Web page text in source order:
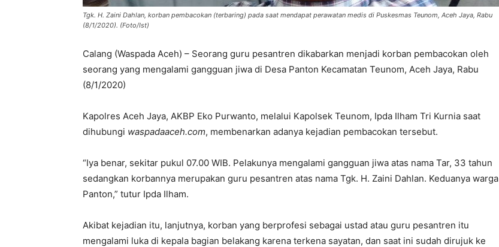
Tgk. H. Zaini Dahlan, korban pembacokan (terbaring) pada saat mendapat perawatan medis di Puskesmas Teunom, Aceh Jaya, Rabu
(8/1/2020). (Foto/Ist)
Calang (Waspada Aceh) – Seorang guru pesantren dikabarkan menjadi korban pembacokan oleh
seorang yang mengalami gangguan jiwa di Desa Panton Kecamatan Teunom, Aceh Jaya, Rabu
(8/1/2020)
Kapolres Aceh Jaya, AKBP Eko Purwanto, melalui Kapolsek Teunom, Ipda Ilham Tri Kurnia saat
dihubungi waspadaaceh.com, membenarkan adanya kejadian pembacokan tersebut.
“Iya benar, sekitar pukul 07.00 WIB. Pelakunya mengalami gangguan jiwa atas nama Tar, 33 tahun
sedangkan korbannya merupakan guru pesantren atas nama Tgk. H. Zaini Dahlan. Keduanya warga
Panton,” tutur Ipda Ilham.
Akibat kejadian itu, lanjutnya, korban yang berprofesi sebagai ustad atau guru pesantren itu
mengalami luka di kepala bagian belakang karena terkena sayatan, dan saat ini sudah dirujuk ke